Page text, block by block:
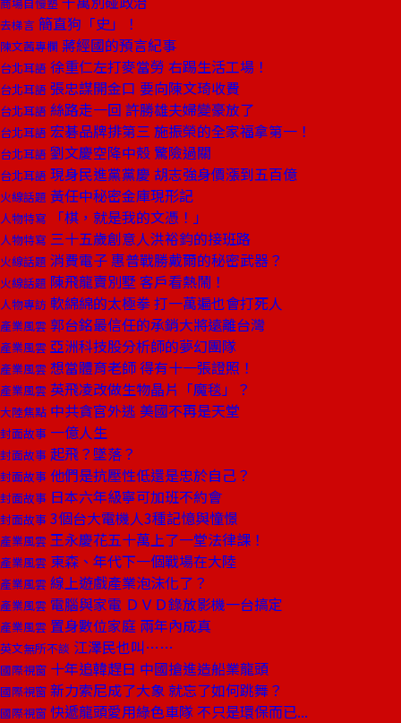
去梯言 簡直狗「史」！
陳文茜專欄 蔣經國的預言紀事
台北耳語 徐重仁左打麥當勞 右踢生活工場！
台北耳語 張忠謀開金口 要向陳文琦收費
台北耳語 絲路走一回 許勝雄夫婦變豪放了
台北耳語 宏碁品牌排第三 施振榮的全家福拿第一！
台北耳語 劉文慶空降中殼 驚險過關
台北耳語 現身民進黨黨慶 胡志強身價漲到五百億
火線話題 黃任中秘密金庫現形記
人物特寫 「棋，就是我的文憑！」
人物特寫 三十五歲創意人洪裕鈞的接班路
火線話題 消費電子 惠普戰勝戴爾的秘密武器？
火線話題 陳飛龍賣別墅 客戶看熱鬧！
人物專訪 軟綿綿的太極拳 打一萬遍也會打死人
產業風雲 郭台銘最信任的承銷大將遠離台灣
產業風雲 亞洲科技股分析師的夢幻團隊
產業風雲 想當體育老師 得有十一張證照！
產業風雲 英飛凌改做生物晶片「魔毯」？
大陸焦點 中共貪官外逃 美國不再是天堂
封面故事 一億人生
封面故事 起飛？墜落？
封面故事 他們是抗壓性低還是忠於自己？
封面故事 日本六年級寧可加班不約會
封面故事 3個台大電機人3種記憶與憧憬
產業風雲 王永慶花五十萬上了一堂法律課！
產業風雲 東森、年代下一個戰場在大陸
產業風雲 線上遊戲產業泡沫化了？
產業風雲 電腦與家電 ＤＶＤ錄放影機一台搞定
產業風雲 置身數位家庭 兩年內成真
英文無所不談 江澤民也叫……
國際視窗 十年追韓趕日 中國搶進造船業龍頭
國際視窗 新力索尼成了大象 就忘了如何跳舞？
國際視窗 快遞龍頭愛用綠色車隊 不只是環保而已...